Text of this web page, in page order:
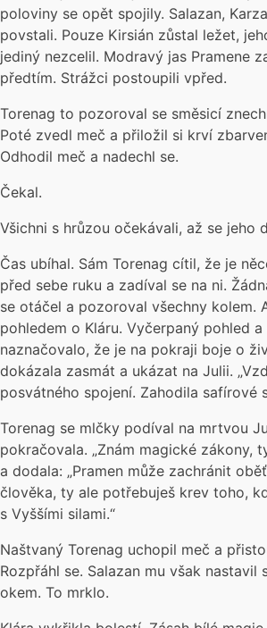
poloviny se opět spojily. Salazan,
povstali. Pouze Kirsián zůstal ležet,
jediný nezcelil. Modravý jas Pramene
předtím. Strážci postoupili vpřed.
Torenag to pozoroval se směsicí
Poté zvedl meč a přiložil si krví
Odhodil meč a nadechl se.
Čekal.
Všichni s hrůzou očekávali, až se jeho
Čas ubíhal. Sám Torenag cítil, že je
před sebe ruku a zadíval se na ni.
se otáčel a pozoroval všechny kolem.
pohledem o Kláru. Vyčerpaný pohled
naznačovalo, že je na pokraji boje o
dokázala zasmát a ukázat na Julii.
posvátného spojení. Zahodila safírové
Torenag se mlčky podíval na mrtvou
pokračovala. „Znám magické zákony,
a dodala: „Pramen může zachránit
člověka, ty ale potřebuješ krev toho,
s Vyššími silami.“
Naštvaný Torenag uchopil meč a
Rozpřáhl se. Salazan mu však nastavil
okem. To mrklo.